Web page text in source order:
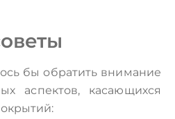
бы обратить внимание
аспектов, касающихся